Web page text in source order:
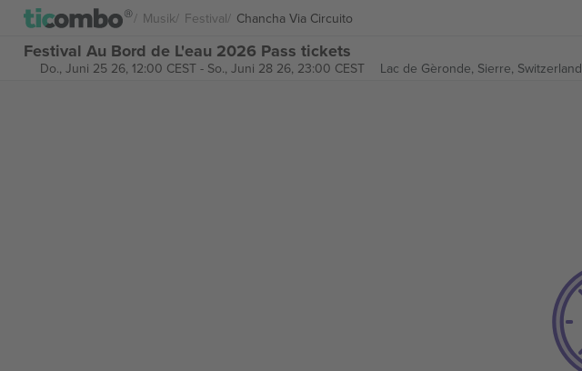
Musik Festival Chancha Via Circuito
Festival Au Bord de L'eau 2026 Pass tickets
Do., Juni 25 26, 12:00 CEST- So., Juni 28 26, 23:00 CEST Lac de Gèronde, Sierre, Switzerland